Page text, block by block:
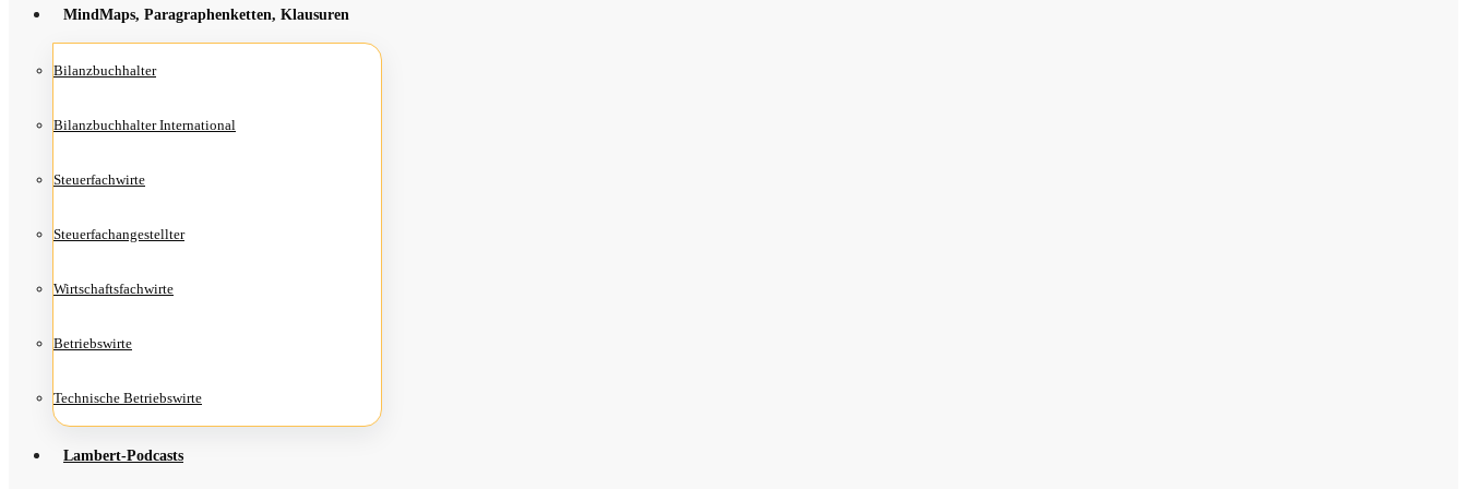
Mind­Maps, Para­gra­phen­ket­ten, Klausuren
Bilanz­buch­hal­ter
Bilanz­buch­hal­ter International
Steu­er­fach­wir­te
Steu­er­fach­an­ge­stell­ter
Wirt­schafts­fach­wir­te
Betriebs­wir­te
Tech­ni­sche Betriebswirte
Lam­­bert-Pod­­casts